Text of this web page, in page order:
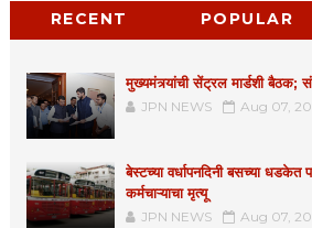
RECENT POPULAR
मुख्यमंत्र्यांची सेंट्रल मार्डशी बैठक;
JPN NEWS Aug 07,
बेस्टच्या वर्धापनदिनी बसच्या धडकेत
कर्मचाऱ्याचा मृत्यू
JPN NEWS Aug 07,